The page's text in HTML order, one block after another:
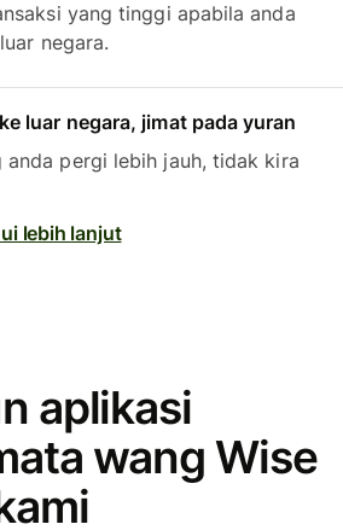
yang tinggi apabila anda
negara.
luar negara, jimat pada yuran
anda pergi lebih jauh, tidak kira
lebih lanjut
aplikasi
wang Wise